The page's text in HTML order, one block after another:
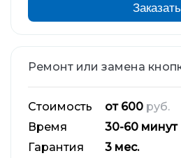
Заказать
Ремонт или замена
Стоимость от 600 руб.
Время
30-60 минут
Гарантия
3 мес.